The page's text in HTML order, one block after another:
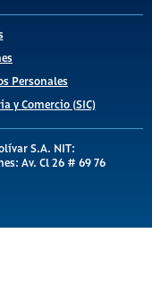
Personales
y Comercio (SIC)
S.A. NIT:
Av. Cl 26 # 69 76